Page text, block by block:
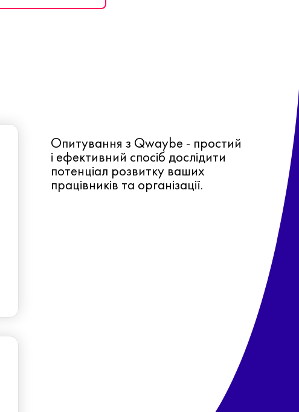
Опитування з Qwaybe - простий
і ефективний спосіб дослідити
потенціал розвитку ваших
працівників та організації.